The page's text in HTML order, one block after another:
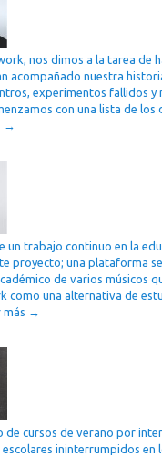
nos dimos a la tarea de
acompañado nuestra
experimentos fallidos y
con una lista de
→
un trabajo continuo en la
proyecto; una plataforma
de varios músicos
como una alternativa de
más →
de cursos de verano por
ininterrumpidos en